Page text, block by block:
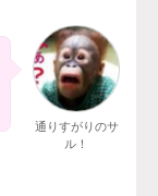
通りすがりのサ
ル！